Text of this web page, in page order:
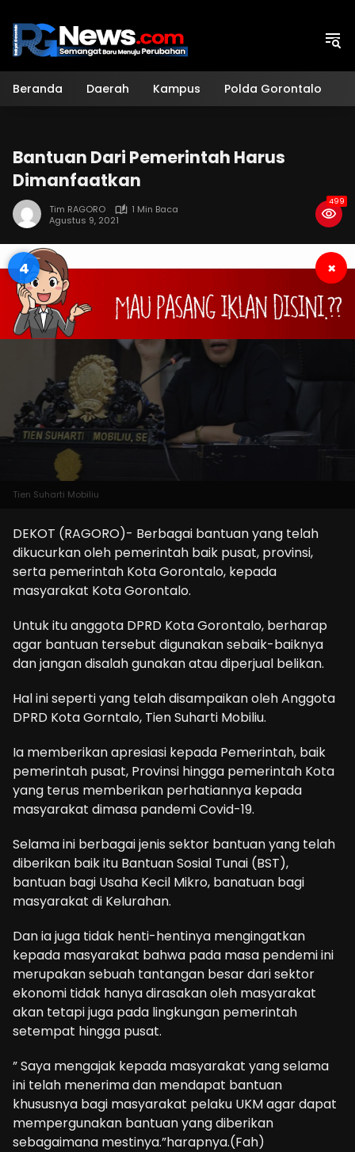
konten
Beranda Daerah Kampus Polda Gorontalo
Bantuan Dari Pemerintah Harus
Dimanfaatkan
Tim RAGORO
1 Min Baca
Agustus 9, 2021
499
3 ×
Tien Suharti Mobiliu
DEKOT (RAGORO)- Berbagai bantuan yang telah
dikucurkan oleh pemerintah baik pusat, provinsi,
serta pemerintah Kota Gorontalo, kepada
masyarakat Kota Gorontalo.
Untuk itu anggota DPRD Kota Gorontalo, berharap
agar bantuan tersebut digunakan sebaik-baiknya
dan jangan disalah gunakan atau diperjual belikan.
Hal ini seperti yang telah disampaikan oleh Anggota
DPRD Kota Gorntalo, Tien Suharti Mobiliu.
Ia memberikan apresiasi kepada Pemerintah, baik
pemerintah pusat, Provinsi hingga pemerintah Kota
yang terus memberikan perhatiannya kepada
masyarakat dimasa pandemi Covid-19.
Selama ini berbagai jenis sektor bantuan yang telah
diberikan baik itu Bantuan Sosial Tunai (BST),
bantuan bagi Usaha Kecil Mikro, banatuan bagi
masyarakat di Kelurahan.
Dan ia juga tidak henti-hentinya mengingatkan
kepada masyarakat bahwa pada masa pendemi ini
merupakan sebuah tantangan besar dari sektor
ekonomi tidak hanya dirasakan oleh masyarakat
akan tetapi juga pada lingkungan pemerintah
setempat hingga pusat.
” Saya mengajak kepada masyarakat yang selama
ini telah menerima dan mendapat bantuan
khususnya bagi masyarakat pelaku UKM agar dapat
mempergunakan bantuan yang diberikan
sebagaimana mestinya.”harapnya.(Fah)